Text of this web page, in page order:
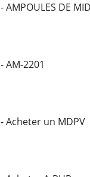
- AMPOULES DE
- AM-2201
- Acheter un MDPV